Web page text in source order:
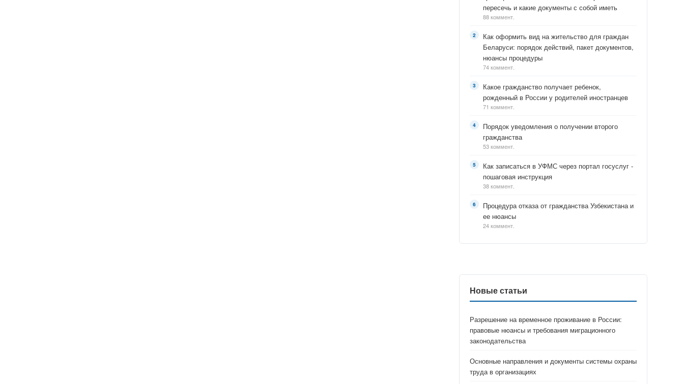
пересечь и какие документы с собой иметь
88 коммент.
Как оформить вид на жительство для граждан
Беларуси: порядок действий, пакет документов,
нюансы процедуры
74 коммент.
Какое гражданство получает ребенок,
рожденный в России у родителей иностранцев
71 коммент.
Порядок уведомления о получении второго
гражданства
53 коммент.
Как записаться в УФМС через портал госуслуг -
пошаговая инструкция
38 коммент.
Процедура отказа от гражданства Узбекистана и
ее нюансы
24 коммент.
Новые статьи
Разрешение на временное проживание в России:
правовые нюансы и требования миграционного
законодательства
Основные направления и документы системы охраны
труда в организациях